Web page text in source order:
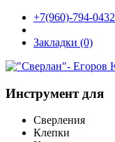
+7(960)-794-0432
Закладки (0)
Инструмент для
Сверления
Клепки